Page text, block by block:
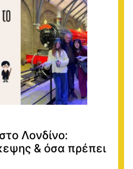
Λονδίνο:
& όσα πρέπει